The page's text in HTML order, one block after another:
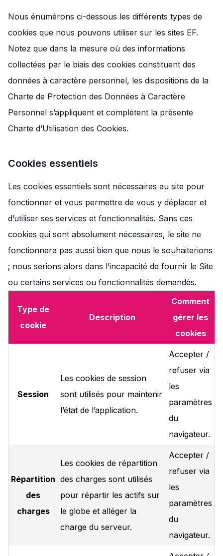
Nous énumérons ci-dessous les différents types de
cookies que nous pouvons utiliser sur les sites EF.
Notez que dans la mesure où des informations
collectées par le biais des cookies constituent des
données à caractère personnel, les dispositions de la
Charte de Protection des Données à Caractère
Personnel s’appliquent et complètent la présente
Charte d’Utilisation des Cookies.
Cookies essentiels
Les cookies essentiels sont nécessaires au site pour
fonctionner et vous permettre de vous y déplacer et
d’utiliser ses services et fonctionnalités. Sans ces
cookies qui sont absolument nécessaires, le site ne
fonctionnera pas aussi bien que nous le souhaiterions
; nous serions alors dans l’incapacité de fournir le Site
ou certains services ou fonctionnalités demandés.
Type de
cookie
Description
Comment
gérer les
cookies
Session
Les cookies de session
sont utilisés pour maintenir
l’état de l’application.
Accepter /
refuser via
les
paramètres
du
navigateur.
Répartition
des
charges
Les cookies de répartition
des charges sont utilisés
pour répartir les actifs sur
le globe et alléger la
charge du serveur.
Accepter /
refuser via
les
paramètres
du
navigateur.